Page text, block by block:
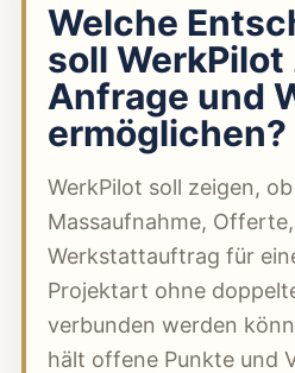
Welche
soll
Anfrage und
ermöglichen?
WerkPilot soll zeigen,
Massaufnahme,
Werkstattauftrag für
Projektart ohne
verbunden werden
hält offene Punkte und